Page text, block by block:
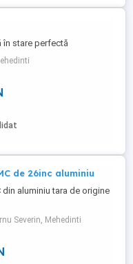
în stare perfectă
de 26inc aluminiu
din aluminiu tara de origine
Severin, Mehedinti